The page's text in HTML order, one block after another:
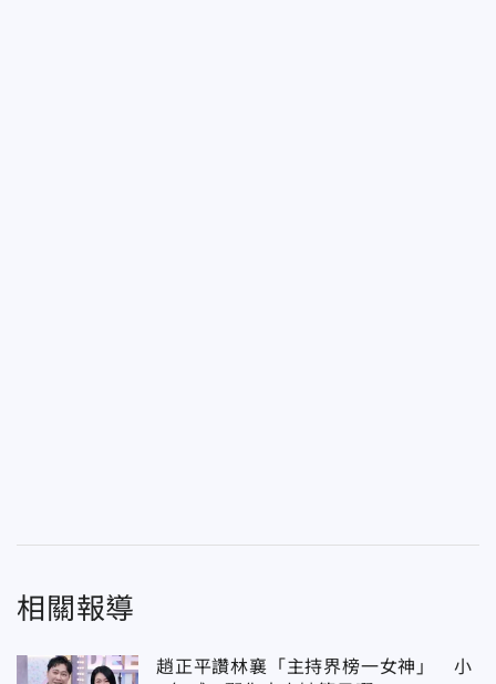
相關報導
趙正平讚林襄「主持界榜一女神」 小